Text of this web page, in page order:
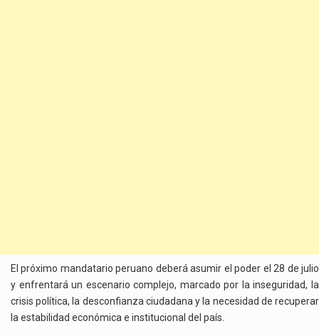
El próximo mandatario peruano deberá asumir el poder el 28 de julio
y enfrentará un escenario complejo, marcado por la inseguridad, la
crisis política, la desconfianza ciudadana y la necesidad de recuperar
la estabilidad económica e institucional del país.